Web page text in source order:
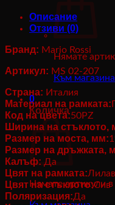
Нямате
Към магазина
0
Количка
Нямате артикули в
207_50PZ
Описание
Отзиви (0)
Бранд: Mario Rossi
Артикул: MS 02-207
Страна: Италия
Материал на рамката:
Код на цвета:50PZ
Ширина на стъклото,
Размер на моста, мм:
Размер на дръжката,
Калъф: Да
Цвят на рамката:Лилав
Цвят на стъклото:Сив
Поляризация:Да